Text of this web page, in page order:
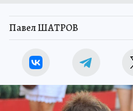
Павел ШАТРОВ